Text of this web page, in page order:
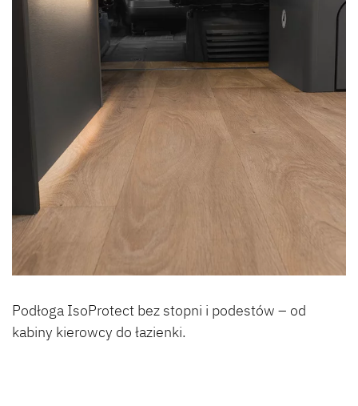
Podłoga IsoProtect bez stopni i podestów – od
kabiny kierowcy do łazienki.